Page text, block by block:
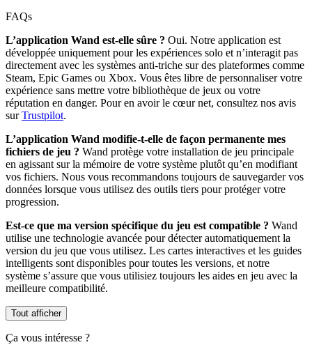
FAQs
L’application Wand est-elle sûre ? Oui. Notre application est
développée uniquement pour les expériences solo et n’interagit pas
directement avec les systèmes anti-triche sur des plateformes comme
Steam, Epic Games ou Xbox. Vous êtes libre de personnaliser votre
expérience sans mettre votre bibliothèque de jeux ou votre
réputation en danger. Pour en avoir le cœur net, consultez nos avis
surTrustpilot.
L’application Wand modifie-t-elle de façon permanente mes
fichiers de jeu ? Wand protège votre installation de jeu principale
en agissant sur la mémoire de votre système plutôt qu’en modifiant
vos fichiers. Nous vous recommandons toujours de sauvegarder vos
données lorsque vous utilisez des outils tiers pour protéger votre
progression.
Est-ce que ma version spécifique du jeu est compatible ? Wand
utilise une technologie avancée pour détecter automatiquement la
version du jeu que vous utilisez. Les cartes interactives et les guides
intelligents sont disponibles pour toutes les versions, et notre
système s’assure que vous utilisiez toujours les aides en jeu avec la
meilleure compatibilité.
Tout afficher
Ça vous intéresse ?